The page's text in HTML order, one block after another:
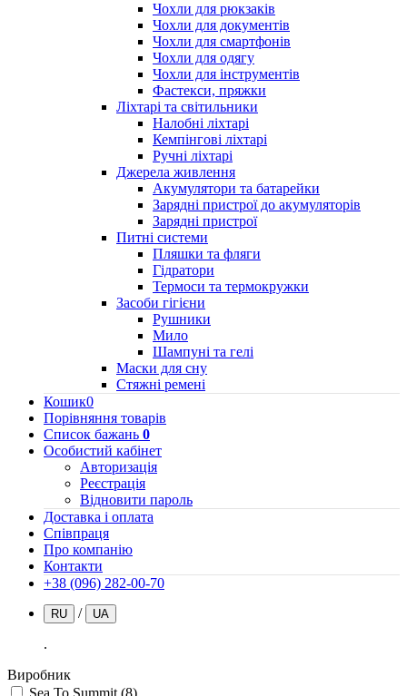
Чохли для рюкзаків
Чохли для документів
Чохли для смартфонів
Чохли для одягу
Чохли для інструментів
Фастекси, пряжки
Ліхтарі та світильники
Налобні ліхтарі
Кемпінгові ліхтарі
Ручні ліхтарі
Джерела живлення
Акумулятори та батарейки
Зарядні пристрої до акумуляторів
Зарядні пристрої
Питні системи
Пляшки та фляги
Гідратори
Термоси та термокружки
Засоби гігієни
Рушники
Мило
Шампуні та гелі
Маски для сну
Стяжні ремені
Кошик0
Порівняння товарів
Список бажань 0
Особистий кабінет
Авторизація
Реєстрація
Відновити пароль
Доставка і оплата
Співпраця
Про компанію
Контакти
+38 (096) 282-00-70
RU / UA
.
Виробник